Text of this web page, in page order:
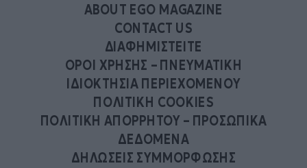
ABOUT EGO MAGAZINE
CONTACT US
ΔΙΑΦΗΜΙΣΤΕΙΤΕ
ΟΡΟΙ ΧΡΗΣΗΣ – ΠΝΕΥΜΑΤΙΚΗ
ΙΔΙΟΚΤΗΣΙΑ ΠΕΡΙΕΧΟΜΕΝΟΥ
ΠΟΛΙΤΙΚΗ COOKIES
ΠΟΛΙΤΙΚΗ ΑΠΟΡΡΗΤΟΥ – ΠΡΟΣΩΠΙΚΑ
ΔΕΔΟΜΕΝΑ
ΔΗΛΩΣΕΙΣ ΣΥΜΜΟΡΦΩΣΗΣ